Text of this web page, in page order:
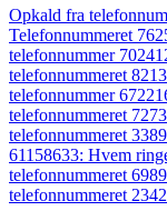
Opkald fra
Telefonnummeret
telefonnummer
telefonnummeret
telefonnummer
telefonnummeret
telefonnummeret
61158633: Hvem
telefonnummeret
telefonnummeret